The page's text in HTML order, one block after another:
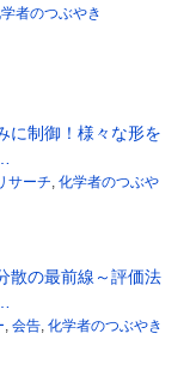
者のつぶやき
に制御！様々な形を
サーチ 化学者のつぶや
散の最前線～評価法
会告 化学者のつぶやき